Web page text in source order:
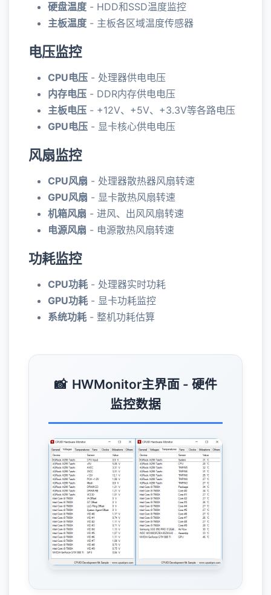
硬盘温度 - HDD和SSD温度监控
主板温度 - 主板各区域温度传感器
电压监控
CPU电压 - 处理器供电电压
内存电压 - DDR内存供电电压
主板电压 - +12V、+5V、+3.3V等各路电压
GPU电压 - 显卡核心供电电压
风扇监控
CPU风扇 - 处理器散热器风扇转速
GPU风扇 - 显卡散热风扇转速
机箱风扇 - 进风、出风风扇转速
电源风扇 - 电源散热风扇转速
功耗监控
CPU功耗 - 处理器实时功耗
GPU功耗 - 显卡功耗监控
系统功耗 - 整机功耗估算
HWMonitor主界面 - 硬件
监控数据